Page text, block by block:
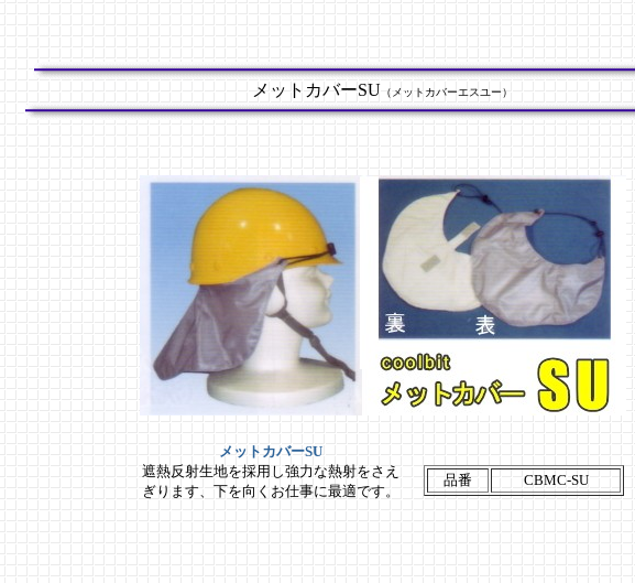
メットカバーSU （メットカバーエスユー）
メットカバーSU
遮熱反射生地を採用し強力な熱射をさえ
ぎります、下を向くお仕事に最適です。
品番 CBMC-SU